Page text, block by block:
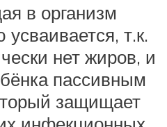
в организм
т.к.
нет жиров, и
пассивным
защищает